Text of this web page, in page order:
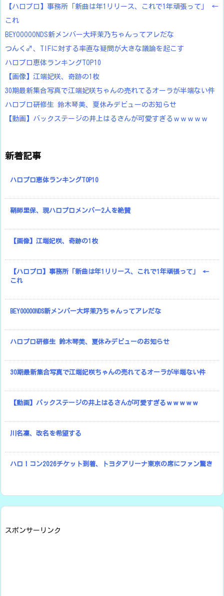
【ハロプロ】事務所「新曲は年1リリース、これで1年頑張って」 ←
これ
BEYOOOOONDS新メンバー大坪茉乃ちゃんってアレだな
つんく♂、TIFに対する率直な疑問が大きな議論を起こす
ハロプロ恵体ランキングTOP10
【画像】江端妃咲、奇跡の1枚
30期最新集合写真で江端妃咲ちゃんの売れてるオーラが半端ない件
ハロプロ研修生 鈴木琴美、夏休みデビューのお知らせ
【動画】バックステージの井上はるさんが可愛すぎるｗｗｗｗｗ
新着記事
ハロプロ恵体ランキングTOP10
鞘師里保、現ハロプロメンバー2人を絶賛
【画像】江端妃咲、奇跡の1枚
【ハロプロ】事務所「新曲は年1リリース、これで1年頑張って」 ←
これ
BEYOOOOONDS新メンバー大坪茉乃ちゃんってアレだな
ハロプロ研修生 鈴木琴美、夏休みデビューのお知らせ
30期最新集合写真で江端妃咲ちゃんの売れてるオーラが半端ない件
【動画】バックステージの井上はるさんが可愛すぎるｗｗｗｗｗ
川名凜、改名を希望する
ハロ！コン2026チケット到着、トヨタアリーナ東京の席にファン驚き
スポンサーリンク